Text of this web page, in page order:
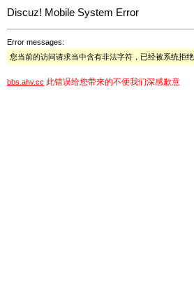
Discuz! Mobile System Error
Error messages:
您当前的访问请求当中含有非法字符，已经被系统拒绝
bbs.ahv.cc 此错误给您带来的不便我们深感歉意